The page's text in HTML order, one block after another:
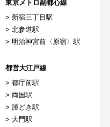
東京メトロ副都心線
新宿三丁目駅
北参道駅
明治神宮前〈原宿〉駅
都営大江戸線
都庁前駅
両国駅
勝どき駅
大門駅